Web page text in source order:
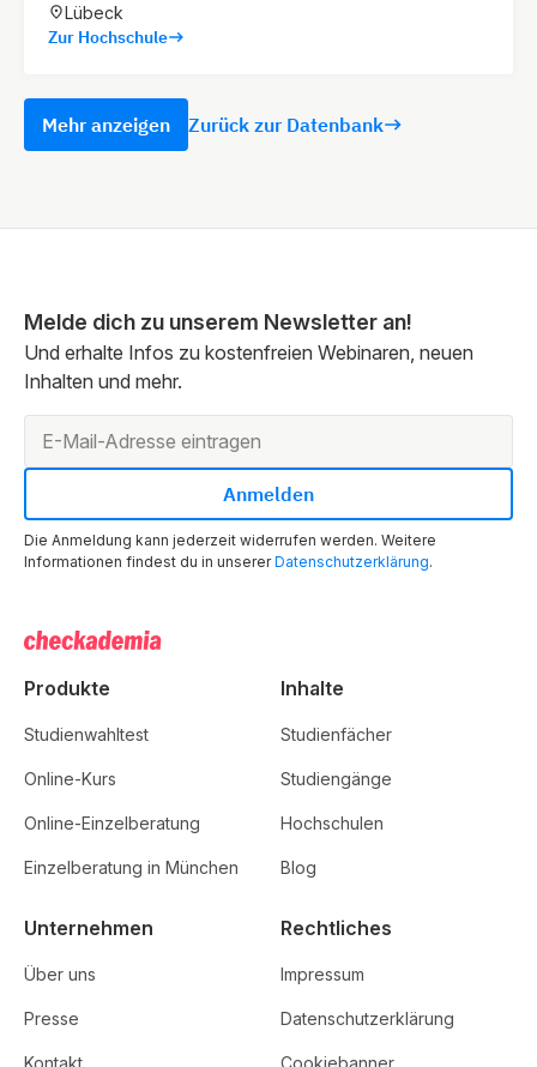
Lübeck
Zur Hochschule
Mehr anzeigen Zurück zur Datenbank
Melde dich zu unserem Newsletter an!
Und erhalte Infos zu kostenfreien Webinaren, neuen
Inhalten und mehr.
Die Anmeldung kann jederzeit widerrufen werden. Weitere
Informationen findest du in unsererDatenschutzerklärung.
Produkte
Studienwahltest
Online-Kurs
Online-Einzelberatung
Einzelberatung in München
Inhalte
Studienfächer
Studiengänge
Hochschulen
Blog
Unternehmen
Über uns
Presse
Kontakt
Rechtliches
Impressum
Datenschutzerklärung
Cookiebanner